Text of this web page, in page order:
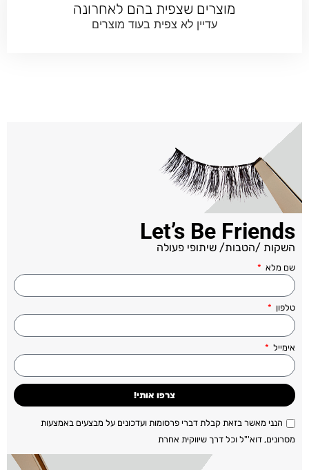
מוצרים שצפית בהם לאחרונה
עדיין לא צפית בעוד מוצרים
Let’s Be Friends
השקות /הטבות/ שיתופי פעולה
שם מלא
טלפון
אימייל
הנני מאשר בזאת קבלת דברי פרסומות ועדכונים על מבצעים באמצעות
מסרונים, דוא'"ל וכל דרך שיווקית אחרת
צרפו אותי!